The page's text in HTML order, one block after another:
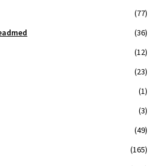
(77)
(36)
(12)
(23)
(1)
(3)
(49)
(165)